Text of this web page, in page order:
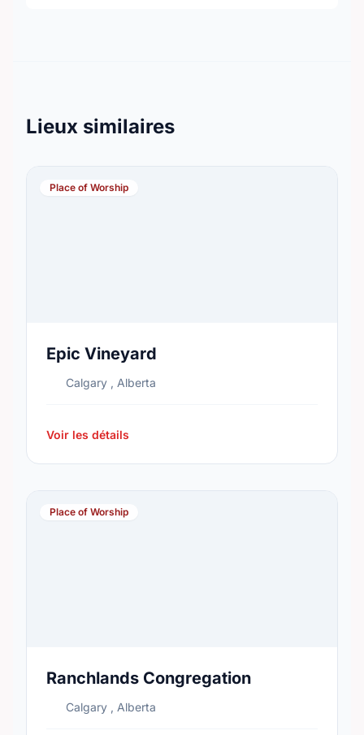
Lieux similaires
Place of Worship
Epic Vineyard
Calgary , Alberta
Voir les détails
Place of Worship
Ranchlands Congregation
Calgary , Alberta